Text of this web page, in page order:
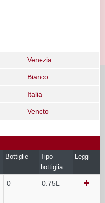
Venezia
Bianco
Italia
Veneto
Bottiglie
Tipo
bottiglia
Leggi
0 0.75L